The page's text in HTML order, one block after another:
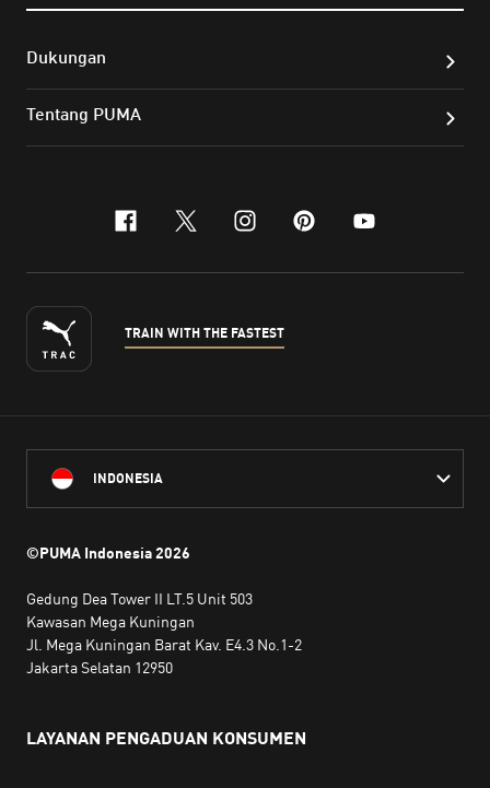
Dukungan
Tentang PUMA
facebook
x-twitter
instagram
pinterest
youtube
TRAIN WITH THE FASTEST
INDONESIA
©PUMA Indonesia2026
Gedung Dea Tower II LT.5 Unit 503
Kawasan Mega Kuningan
Jl. Mega Kuningan Barat Kav. E4.3 No.1-2
Jakarta Selatan 12950
LAYANAN PENGADUAN KONSUMEN